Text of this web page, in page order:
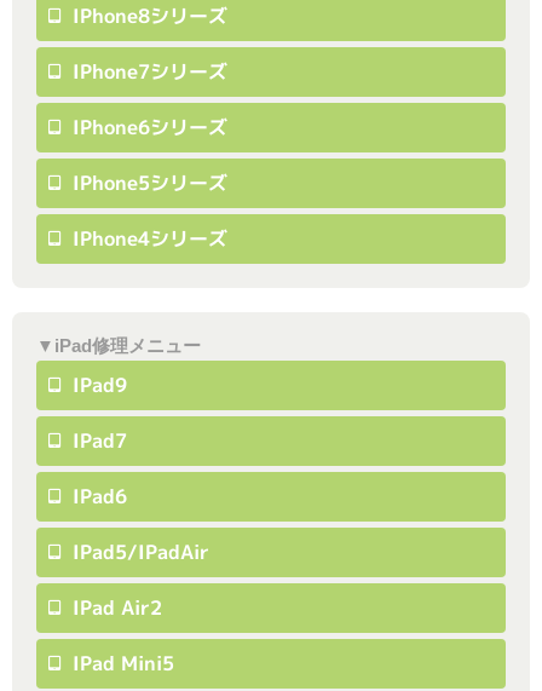
IPhone8シリーズ
IPhone7シリーズ
IPhone6シリーズ
IPhone5シリーズ
IPhone4シリーズ
▼iPad修理メニュー
IPad9
IPad7
IPad6
IPad5/iPadAir
IPad Air2
IPad Mini5